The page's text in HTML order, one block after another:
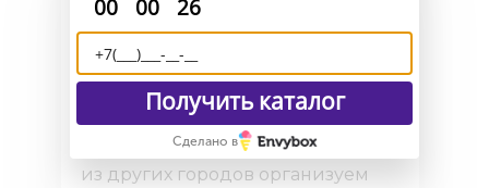
В Москве к Вам приедет
замерщик, а для клиентов
из других городов организуем
Как узнать точный размер?
00 00 25
Получить каталог
Сделано в